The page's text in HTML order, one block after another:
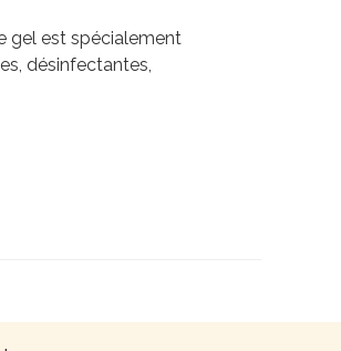
gel est spécialement
désinfectantes,